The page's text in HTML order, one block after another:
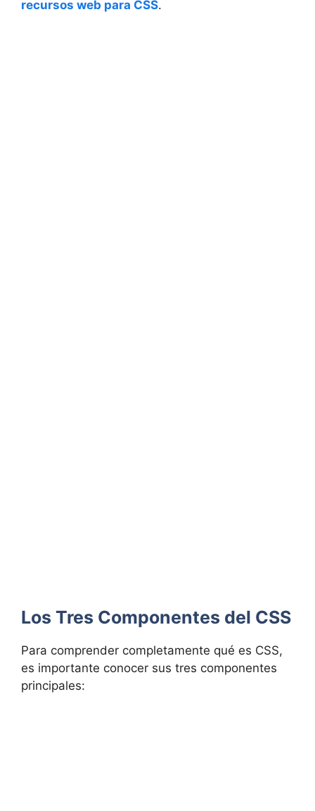
recursos web para CSS.
Los Tres Componentes del CSS
Para comprender completamente qué es CSS,
es importante conocer sus tres componentes
principales: